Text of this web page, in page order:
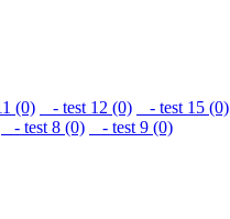
(0) - test 12 (0) - test 15 (0)
- test 8 (0) - test 9 (0)